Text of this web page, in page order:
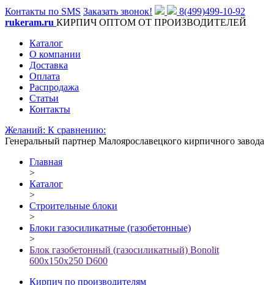
Контакты по SMS Заказать звонок!
8(499)499-10-92
rukeram.ru КИРПИЧ ОПТОМ ОТ ПРОИЗВОДИТЕЛЕЙ
Каталог
О компании
Доставка
Оплата
Распродажа
Статьи
Контакты
Желаний: К сравнению:
Генеральный партнер Малоярославецкого кирпичного завода
Главная
>
Каталог
>
Строительные блоки
>
Блоки газосиликатные (газобетонные)
>
Блок газобетонный (газосиликатный) Bonolit
600x150x250 D600
Кирпич по производителям